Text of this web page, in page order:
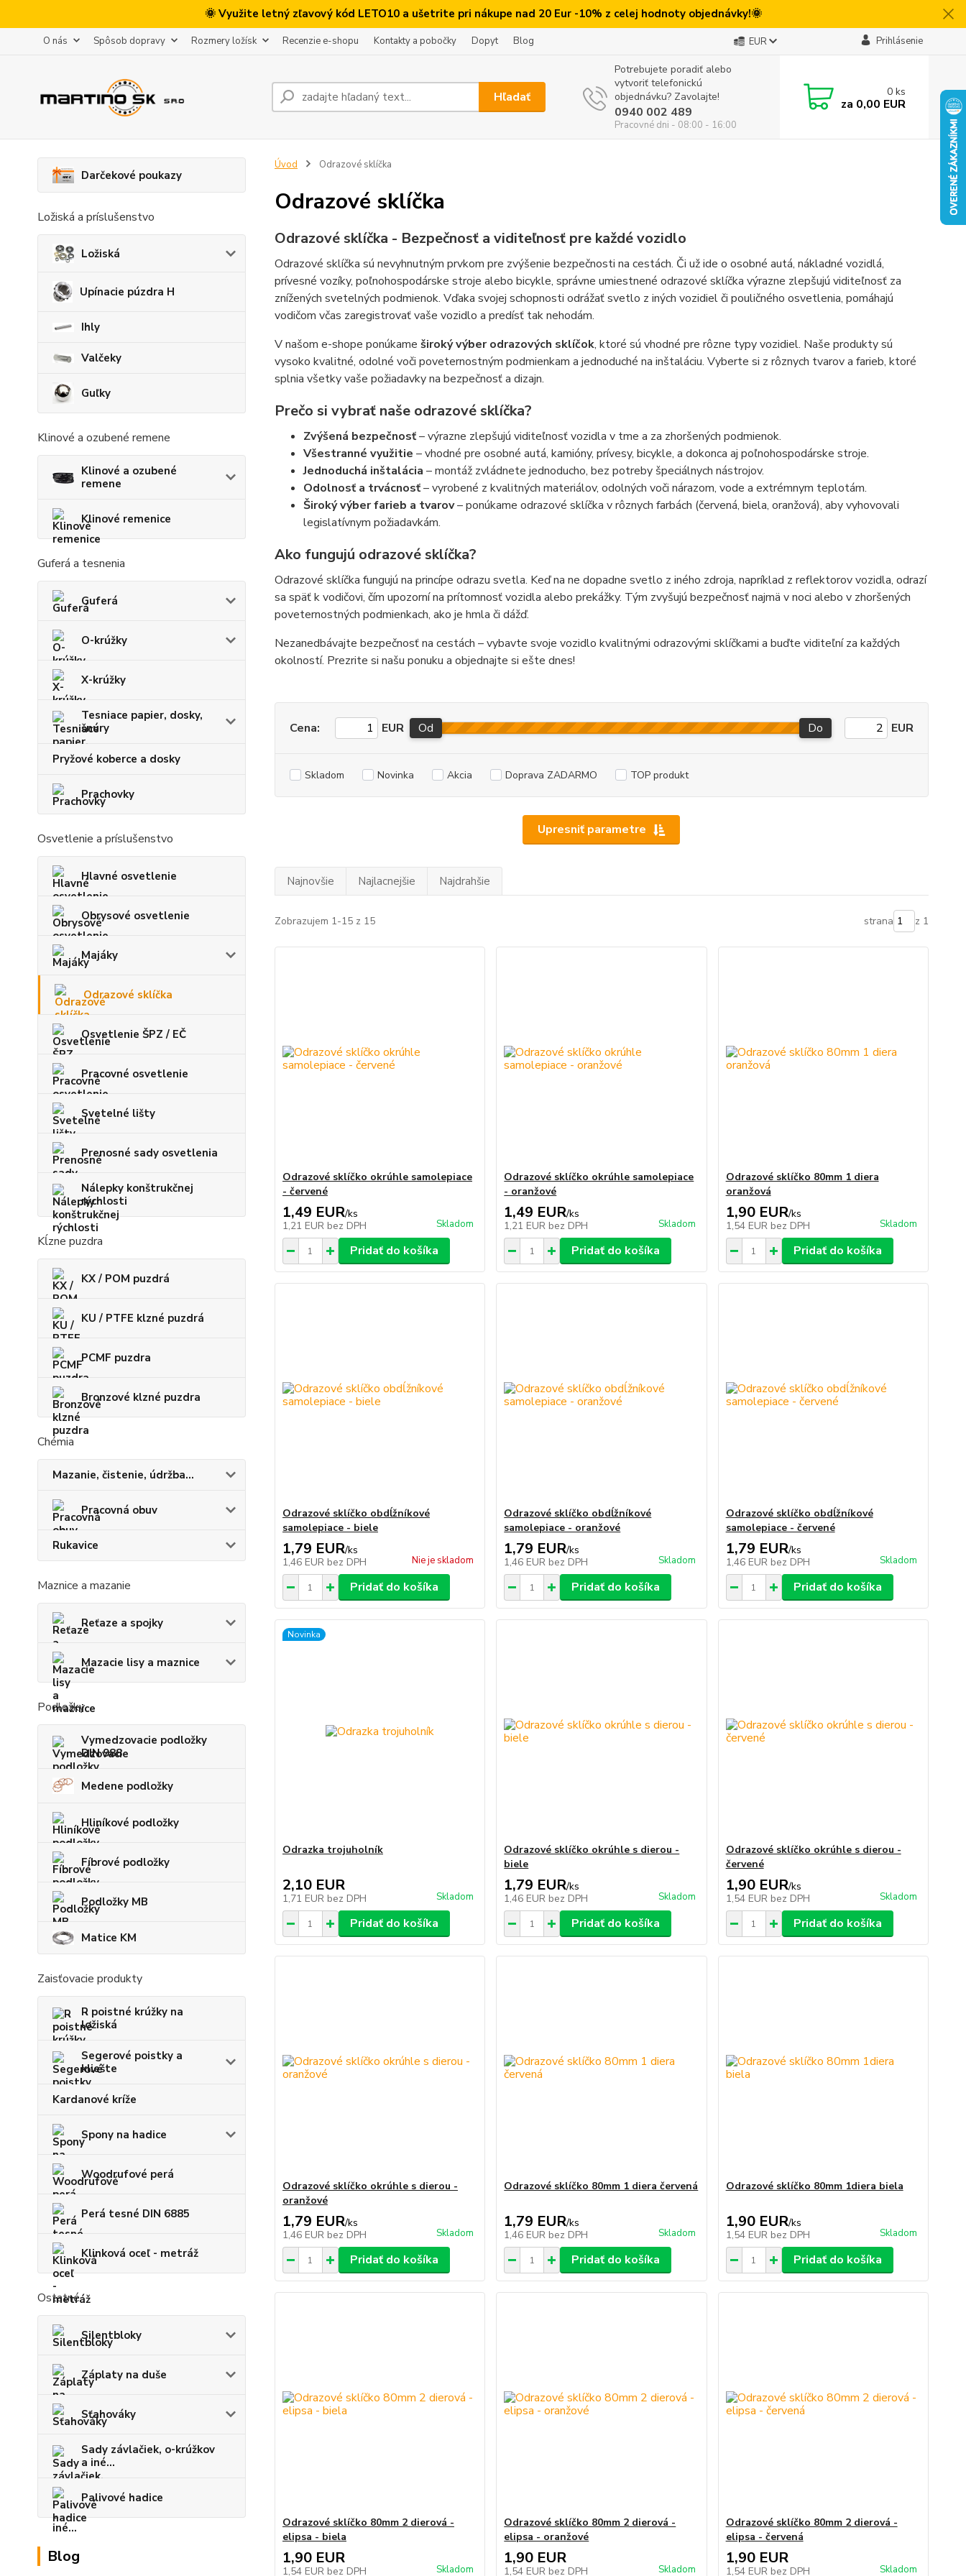
🌞 Využite letný zľavový kód LETO10 a ušetrite pri nákupe nad 20 Eur -10% z celej hodnoty objednávky!🌞
O nás Spôsob dopravy Rozmery ložísk Recenzie e-shopu Kontakty a pobočky Dopyt Blog EUR Prihlásenie
Hľadať
Potrebujete poradiť alebo
vytvoriť telefonickú
objednávku? Zavolajte!
0940 002 489
Pracovné dni - 08:00 - 16:00
0 ks
za 0,00 EUR
Darčekové poukazy
Ložiská a príslušenstvo
Ložiská
Upínacie púzdra H
Ihly
Valčeky
Guľky
Klinové a ozubené remene
Klinové a ozubené
remene
Klinové remenice
Guferá a tesnenia
Guferá
O-krúžky
X-krúžky
Tesniace papier, dosky,
šnúry
Pryžové koberce a dosky
Prachovky
Osvetlenie a príslušenstvo
Hlavné osvetlenie
Obrysové osvetlenie
Majáky
Odrazové sklíčka
Osvetlenie ŠPZ / EČ
Pracovné osvetlenie
Svetelné lišty
Prenosné sady osvetlenia
Nálepky konštrukčnej
rýchlosti
Kĺzne puzdra
KX / POM puzdrá
KU / PTFE klzné puzdrá
PCMF puzdra
Bronzové klzné puzdra
Chémia
Mazanie, čistenie, údržba...
Pracovná obuv
Rukavice
Maznice a mazanie
Reťaze a spojky
Mazacie lisy a maznice
Podložky
Vymedzovacie podložky
DIN 988
Medene podložky
Hliníkové podložky
Fíbrové podložky
Podložky MB
Matice KM
Zaisťovacie produkty
R poistné krúžky na
ložiská
Segerové poistky a
kliešte
Kardanové kríže
Spony na hadice
Woodrufové perá
Perá tesné DIN 6885
Klinková oceľ - metráž
Ostatné
Silentbloky
Záplaty na duše
Sťahováky
Sady závlačiek, o-krúžkov
a iné...
Palivové hadice
Blog
Úvod Odrazové sklíčka
Odrazové sklíčka
Odrazové sklíčka - Bezpečnosť a viditeľnosť pre každé vozidlo
Odrazové sklíčka sú nevyhnutným prvkom pre zvýšenie bezpečnosti na cestách. Či už ide o osobné autá, nákladné vozidlá,
prívesné vozíky, poľnohospodárske stroje alebo bicykle, správne umiestnené odrazové sklíčka výrazne zlepšujú viditeľnosť za
znížených svetelných podmienok. Vďaka svojej schopnosti odrážať svetlo z iných vozidiel či pouličného osvetlenia, pomáhajú
vodičom včas zaregistrovať vaše vozidlo a predísť tak nehodám.
V našom e-shope ponúkame široký výber odrazových sklíčok, ktoré sú vhodné pre rôzne typy vozidiel. Naše produkty sú
vysoko kvalitné, odolné voči poveternostným podmienkam a jednoduché na inštaláciu. Vyberte si z rôznych tvarov a farieb, ktoré
splnia všetky vaše požiadavky na bezpečnosť a dizajn.
Prečo si vybrať naše odrazové sklíčka?
Zvýšená bezpečnosť– výrazne zlepšujú viditeľnosť vozidla v tme a za zhoršených podmienok.
Všestranné využitie – vhodné pre osobné autá, kamióny, prívesy, bicykle, a dokonca aj poľnohospodárske stroje.
Jednoduchá inštalácia – montáž zvládnete jednoducho, bez potreby špeciálnych nástrojov.
Odolnosť a trvácnosť– vyrobené z kvalitných materiálov, odolných voči nárazom, vode a extrémnym teplotám.
Široký výber farieb a tvarov– ponúkame odrazové sklíčka v rôznych farbách (červená, biela, oranžová), aby vyhovovali
legislatívnym požiadavkám.
Ako fungujú odrazové sklíčka?
Odrazové sklíčka fungujú na princípe odrazu svetla. Keď na ne dopadne svetlo z iného zdroja, napríklad z reflektorov vozidla, odrazí
sa späť k vodičovi, čím upozorní na prítomnosť vozidla alebo prekážky. Tým zvyšujú bezpečnosť najmä v noci alebo v zhoršených
poveternostných podmienkach, ako je hmla či dážď.
Nezanedbávajte bezpečnosť na cestách – vybavte svoje vozidlo kvalitnými odrazovými sklíčkami a buďte viditeľní za každých
okolností. Prezrite si našu ponuku a objednajte si ešte dnes!
Upresniť parametre
Cena: EUR Od Do EUR
Skladom Novinka Akcia Doprava ZADARMO TOP produkt
Najnovšie Najlacnejšie Najdrahšie
Zobrazujem 1-15 z 15 strana z 1
Odrazové sklíčko okrúhle samolepiace
- červené
1,49 EUR/ks
1,21 EUR bez DPH Skladom
Pridať do košíka
Odrazové sklíčko okrúhle samolepiace
- oranžové
1,49 EUR/ks
1,21 EUR bez DPH Skladom
Pridať do košíka
Odrazové sklíčko 80mm 1 diera
oranžová
1,90 EUR/ks
1,54 EUR bez DPH Skladom
Pridať do košíka
Odrazové sklíčko obdĺžníkové
samolepiace - biele
1,79 EUR/ks
1,46 EUR bez DPH Nie je skladom
Pridať do košíka
Odrazové sklíčko obdĺžníkové
samolepiace - oranžové
1,79 EUR/ks
1,46 EUR bez DPH Skladom
Pridať do košíka
Odrazové sklíčko obdĺžníkové
samolepiace - červené
1,79 EUR/ks
1,46 EUR bez DPH Skladom
Pridať do košíka
Novinka
Odrazka trojuholník
2,10 EUR
1,71 EUR bez DPH Skladom
Pridať do košíka
Odrazové sklíčko okrúhle s dierou -
biele
1,79 EUR/ks
1,46 EUR bez DPH Skladom
Pridať do košíka
Odrazové sklíčko okrúhle s dierou -
červené
1,90 EUR/ks
1,54 EUR bez DPH Skladom
Pridať do košíka
Odrazové sklíčko okrúhle s dierou -
oranžové
1,79 EUR/ks
1,46 EUR bez DPH Skladom
Pridať do košíka
Odrazové sklíčko 80mm 1 diera červená
1,79 EUR/ks
1,46 EUR bez DPH Skladom
Pridať do košíka
Odrazové sklíčko 80mm 1diera biela
1,90 EUR/ks
1,54 EUR bez DPH Skladom
Pridať do košíka
Odrazové sklíčko 80mm 2 dierová -
elipsa - biela
1,90 EUR
1,54 EUR bez DPH Skladom
Odrazové sklíčko 80mm 2 dierová -
elipsa - oranžové
1,90 EUR
1,54 EUR bez DPH Skladom
Odrazové sklíčko 80mm 2 dierová -
elipsa - červená
1,90 EUR
1,54 EUR bez DPH Skladom